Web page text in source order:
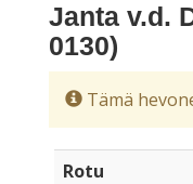
Janta v.d.
0130)
Tämä
Rotu